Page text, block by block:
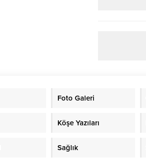
Foto Galeri
Köşe Yazıları
Sağlık